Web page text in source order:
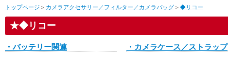
トップページ ＞ カメラアクセサリー／フィルター／カメラバッグ ＞ ◆リコー
◆リコー
・バッテリー関連 ・カメラケース／ストラップ